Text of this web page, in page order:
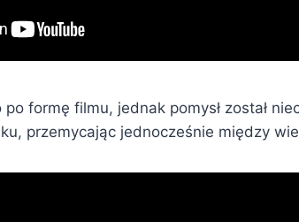
po formę filmu, jednak pomysł został
przemycając jednocześnie między